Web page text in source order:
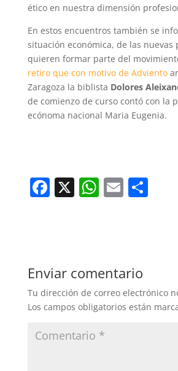
ético en nuestra dimensión
En estos encuentros también se
situación económica, de las nuevas
quieren formar parte del
retiro que con motivo de Adviento
Zaragoza la biblista Dolores
de comienzo de curso contó con la
ecónoma nacional Maria Eugenia.
F
b
o
o
X W
A
p
p
E C
tir
Enviar comentario
Tu dirección de correo electrónico
Los campos obligatorios están